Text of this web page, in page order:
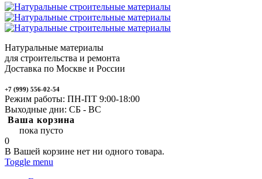
Натуральные материалы
для строительства и ремонта
Доставка по Москве и России
+7 (999) 556-02-54
Режим работы: ПН-ПТ 9:00-18:00
Выходные дни: СБ - ВС
Ваша корзина
пока пусто
0
В Вашей корзине нет ни одного товара.
Toggle menu